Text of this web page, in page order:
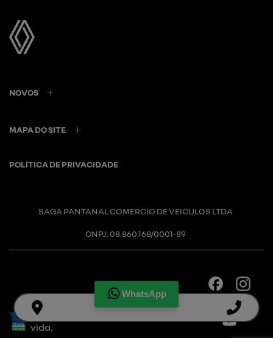
WhatsApp
SAGA PANTANAL COMERCIO DE VEICULOS LTDA
Desacelere. Seu bem maior é a